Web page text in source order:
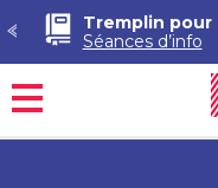
Tremplin pour
Séances d’info
Menu